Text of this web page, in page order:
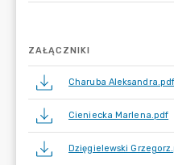
ZAŁĄCZNIKI
Charuba Aleksandra.pdf
Cieniecka Marlena.pdf
Dzięgielewski